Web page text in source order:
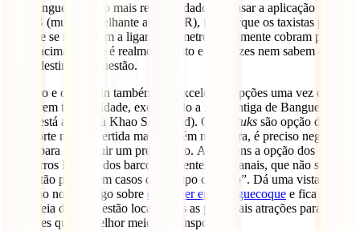
Em Banguecoque, o mais recomendado será usar a aplicação
GRAB (muito semelhante ao UBER), isto porque os taxistas para
além de se recusarem a ligar o taxímetro, geralmente cobram preços
muito acima do que é realmente justo e por vezes nem sabem onde
fica o destino em questão.
O metro e o skytrain também são excelentes opções uma vez que
percorrem toda a cidade, excetuando a zona antiga de Banguecoque
(onde está a famosa Khao San Road). Os
tuk tuks são opção de
transporte mais divertida mas também mais cara, é preciso negociar
muito para conseguir um preço justo. Ainda tens a opção dos
autocarros locais e dos barcos existentes nos canais, que não se
revela tão prático em casos de “tempo contado”. Dá uma vista de
olhos ao nosso artigo sobre o que ver em Banguecoque e fica com
uma ideia de onde estão localizadas as principais atrações para
decidires qual o melhor meio de transporte